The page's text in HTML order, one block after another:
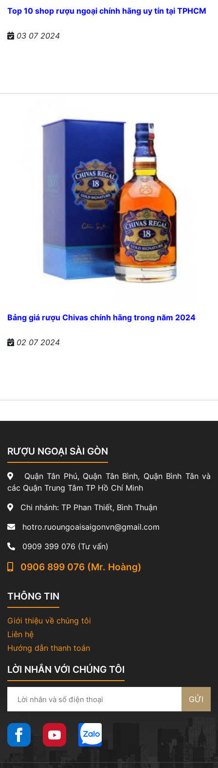
Top 10 shop rượu ngoại chính hãng uy tín tại TPHCM
03 07 2024
Bảng giá rượu Chivas chính hãng trong năm 2024
02 07 2024
RƯỢU NGOẠI SÀI GÒN
Quận Tân Phú, Quận Tân Bình, Quận Bình Tân và
các Quận Trung Tâm TP Hồ Chí Minh
Chi nhánh: TP Phan Thiết, Bình Thuận
hotro.ruoungoaisaigonvn@gmail.com
0909 399 076 (Tư vấn)
0906 899 076 (Mr. Hoàng)
THÔNG TIN
Giới thiệu về chúng tôi
Liên hệ
Hướng dẫn thanh toán
LỜI NHẮN VỚI CHÚNG TÔI
GỬI